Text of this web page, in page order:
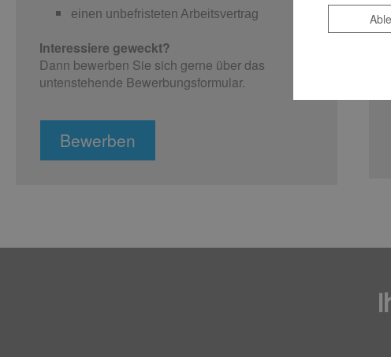
einen unbefristeten Arbeitsvertrag
Interessiere geweckt?
Dann bewerben Sie sich gerne über das
untenstehende Bewerbungsformular.
Bewerben